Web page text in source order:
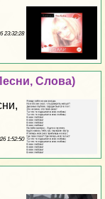
23:32:28
Слова)
1:52:50